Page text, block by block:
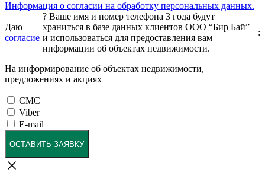
Информация о согласии на обработку персональных данных.
Даю
согласие
? Ваше имя и номер телефона 3 года будут
храниться в базе данных клиентов ООО “Бир Бай”
и использоваться для предоставления вам
информации об объектах недвижимости.
:
На информирование об объектах недвижимости,
предложениях и акциях
СМС
Viber
E-mail
ОСТАВИТЬ ЗАЯВКУ